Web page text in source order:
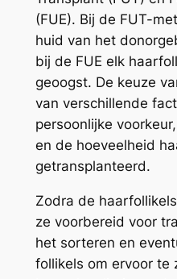
(FUE). Bij de FUT-
huid van het
bij de FUE elk
geoogst. De keuze
van verschillende
persoonlijke
en de hoeveelheid
getransplanteerd.
Zodra de
ze voorbereid voor
het sorteren en
follikels om ervoor te